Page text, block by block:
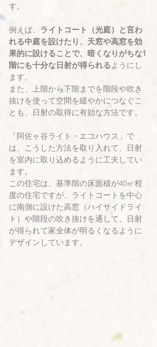
す。
例えば、 ライトコート（光庭）と言わ
れる中庭を設けたり、天窓や高窓を効
果的に設けることで、暗くなりがちな1
階にも十分な日射が得られるようにし
ます。
また、上階から下階までを階段や吹き
抜けを使って空間を緩やかにつなぐこ
とも、日射の取得に有効な方法です。
「阿佐ヶ谷ライト・エコハウス」で
は、こうした方法を取り入れて、日射
を室内に取り込めるように工夫してい
ます。
この住宅は、基準階の床面積が40㎡程
度の住宅ですが、ライトコートを中心
に南側に設けた高窓（ハイサイドライ
ト）や階段の吹き抜けを通して、日射
が得られて家全体が明るくなるように
デザインしています。